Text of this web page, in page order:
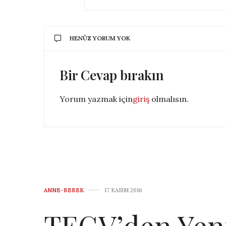
HENÜZ YORUM YOK
Bir Cevap bırakın
Yorum yazmak içingiriş olmalısın.
ANNE-BEBEK 17 KASIM 2016